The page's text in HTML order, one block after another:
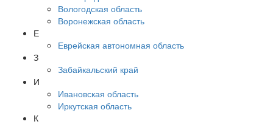
Вологодская область
Воронежская область
Е
Еврейская автономная область
З
Забайкальский край
И
Ивановская область
Иркутская область
К